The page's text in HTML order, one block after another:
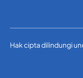
Hak cipta dilindungi